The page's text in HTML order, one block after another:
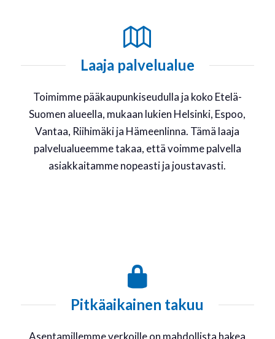
Laaja palvelualue
Toimimme pääkaupunkiseudulla ja koko Etelä-
Suomen alueella, mukaan lukien Helsinki, Espoo,
Vantaa, Riihimäki ja Hämeenlinna. Tämä laaja
palvelualueemme takaa, että voimme palvella
asiakkaitamme nopeasti ja joustavasti.
Pitkäaikainen takuu
Asentamillemme verkoille on mahdollista hakea